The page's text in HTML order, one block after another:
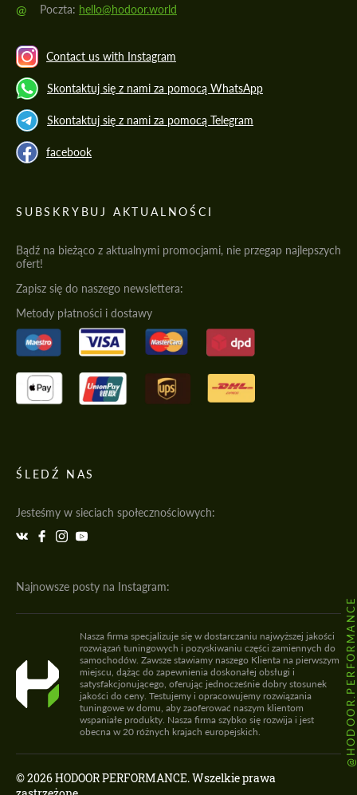
@ Poczta: hello@hodoor.world
Contact us with Instagram
Skontaktuj się z nami za pomocą WhatsApp
Skontaktuj się z nami za pomocą Telegram
facebook
SUBSKRYBUJ AKTUALNOŚCI
Bądź na bieżąco z aktualnymi promocjami, nie przegap najlepszych
ofert!
Zapisz się do naszego newslettera:
Metody płatności i dostawy
ŚLEDŹ NAS
Jesteśmy w sieciach społecznościowych:
Najnowsze posty na Instagram:
@HODOOR.PERFORMANCE
Nasza firma specjalizuje się w dostarczaniu najwyższej jakości
rozwiązań tuningowych i pozyskiwaniu części zamiennych do
samochodów. Zawsze stawiamy naszego Klienta na pierwszym
miejscu, dążąc do zapewnienia doskonałej obsługi i
satysfakcjonującego, oferując jednocześnie dobry stosunek
jakości do ceny. Testujemy i opracowujemy rozwiązania
tuningowe w domu, aby zaoferować naszym klientom
wspaniałe produkty. Nasza firma szybko się rozwija i jest
obecna w 20 różnych krajach europejskich.
© 2026 HODOOR PERFORMANCE. Wszelkie prawa